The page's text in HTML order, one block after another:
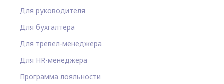
Для руководителя
Для бухгалтера
Для тревел-менеджера
Для HR-менеджера
Программа лояльности